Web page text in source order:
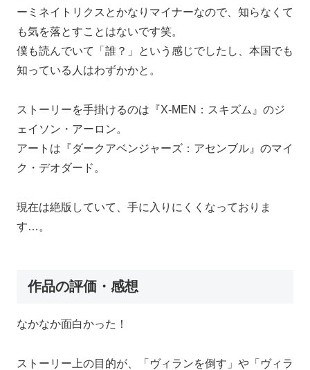
ーミネイトリクスとかなりマイナーなので、知らなくて
も気を落とすことはないです笑。
僕も読んでいて「誰？」という感じでしたし、本国でも
知っている人はわずかかと。
ストーリーを手掛けるのは『X-MEN：スキズム』のジ
ェイソン・アーロン。
アートは『ダークアベンジャーズ：アセンブル』のマイ
ク・デオダード。
現在は絶版していて、手に入りにくくなっておりま
す…。
作品の評価・感想
なかなか面白かった！
ストーリー上の目的が、「ヴィランを倒す」や「ヴィラ